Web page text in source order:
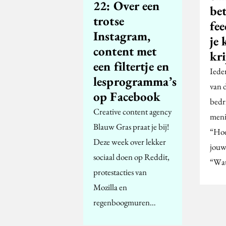
22: Over een
trotse
Instagram,
content met
een filtertje en
lesprogramma’s
op Facebook
Creative content agency
Blauw Gras praat je bij!
Deze week over lekker
sociaal doen op Reddit,
protestacties van
Mozilla en
regenboogmuren…
je
van